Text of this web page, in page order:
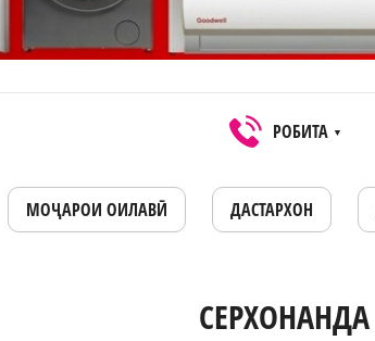
РОБИТА ▼
МОҶАРОИ ОИЛАВӢ ДАСТАРХОН
СЕРХОНАНДА